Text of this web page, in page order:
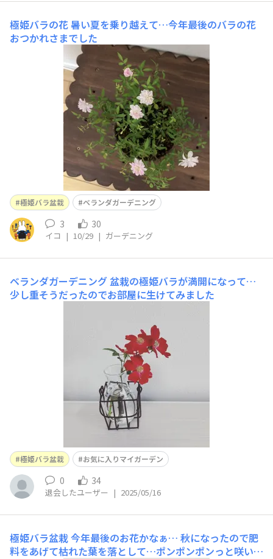
極姫バラの花暑い夏を乗り越えて…今年最後のバラの花
おつかれさまでした
極姫バラ盆栽 ベランダガーデニング
3 30
イコ | 10/29 | ガーデニング
ベランダガーデニング盆栽の極姫バラが満開になって…
少し重そうだったのでお部屋に生けてみました
極姫バラ盆栽 お気に入りマイガーデン
0 34
退会したユーザー | 2025/05/16
極姫バラ盆栽今年最後のお花かなぁ… 秋になったので肥
料をあげて枯れた葉を落として…ポンポンポンっと咲いて